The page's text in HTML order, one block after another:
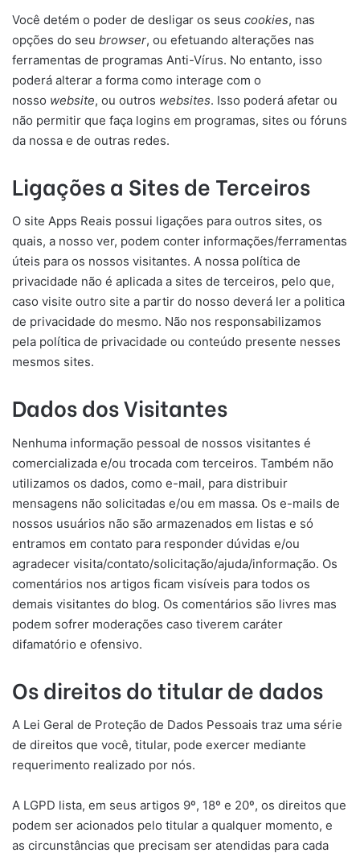
Você detém o poder de desligar os seus cookies, nas
opções do seu browser, ou efetuando alterações nas
ferramentas de programas Anti-Vírus. No entanto, isso
poderá alterar a forma como interage com o
nosso website, ou outros websites. Isso poderá afetar ou
não permitir que faça logins em programas, sites ou fóruns
da nossa e de outras redes.
Ligações a Sites de Terceiros
O site Apps Reais possui ligações para outros sites, os
quais, a nosso ver, podem conter informações/ferramentas
úteis para os nossos visitantes. A nossa política de
privacidade não é aplicada a sites de terceiros, pelo que,
caso visite outro site a partir do nosso deverá ler a politica
de privacidade do mesmo. Não nos responsabilizamos
pela política de privacidade ou conteúdo presente nesses
mesmos sites.
Dados dos Visitantes
Nenhuma informação pessoal de nossos visitantes é
comercializada e/ou trocada com terceiros. Também não
utilizamos os dados, como e-mail, para distribuir
mensagens não solicitadas e/ou em massa. Os e-mails de
nossos usuários não são armazenados em listas e só
entramos em contato para responder dúvidas e/ou
agradecer visita/contato/solicitação/ajuda/informação. Os
comentários nos artigos ficam visíveis para todos os
demais visitantes do blog. Os comentários são livres mas
podem sofrer moderações caso tiverem caráter
difamatório e ofensivo.
Os direitos do titular de dados
A Lei Geral de Proteção de Dados Pessoais traz uma série
de direitos que você, titular, pode exercer mediante
requerimento realizado por nós.
A LGPD lista, em seus artigos 9º, 18º e 20º, os direitos que
podem ser acionados pelo titular a qualquer momento, e
as circunstâncias que precisam ser atendidas para cada